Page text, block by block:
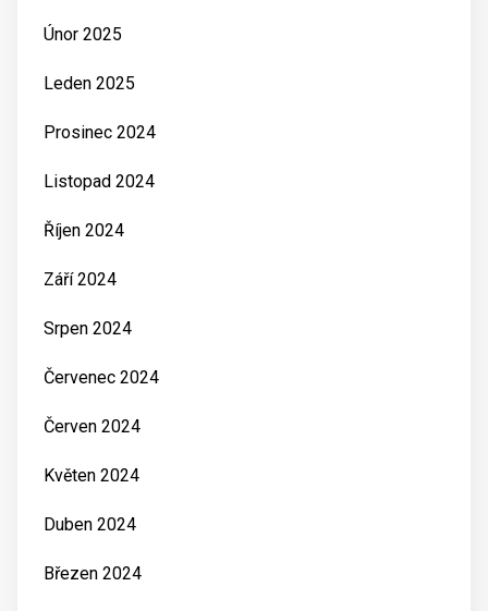
Únor 2025
Leden 2025
Prosinec 2024
Listopad 2024
Říjen 2024
Září 2024
Srpen 2024
Červenec 2024
Červen 2024
Květen 2024
Duben 2024
Březen 2024